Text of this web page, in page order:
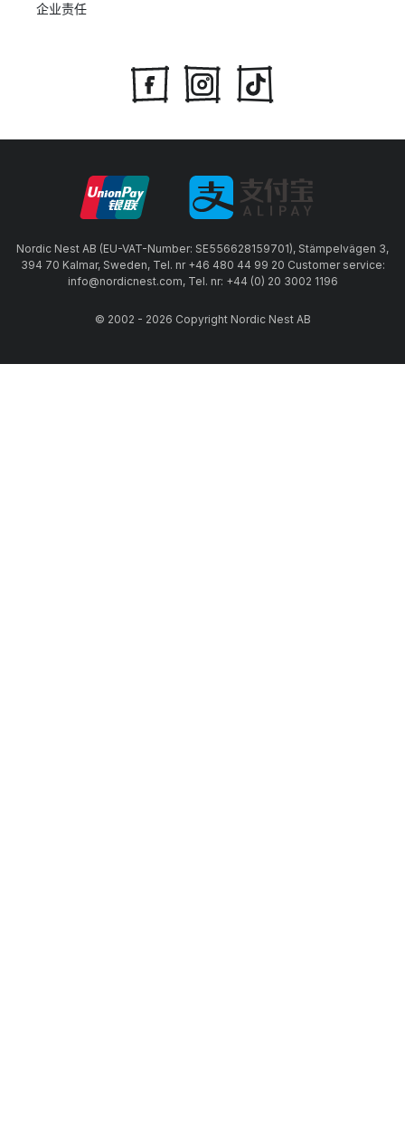
企业责任
Nordic Nest AB (EU-VAT-Number: SE556628159701), Stämpelvägen 3,
394 70 Kalmar, Sweden, Tel. nr +46 480 44 99 20 Customer service:
info@nordicnest.com, Tel. nr: +44 (0) 20 3002 1196
© 2002 - 2026 Copyright Nordic Nest AB